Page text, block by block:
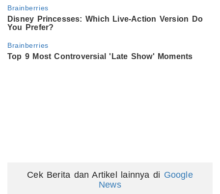
Cek Berita dan Artikel lainnya di Google
News